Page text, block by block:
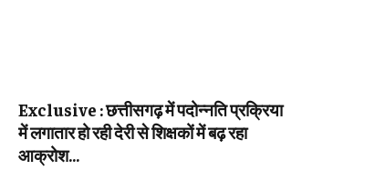
Exclusive : छत्तीसगढ़ में पदोन्नति प्रक्रिया
में लगातार हो रही देरी से शिक्षकों में बढ़ रहा
आक्रोश…